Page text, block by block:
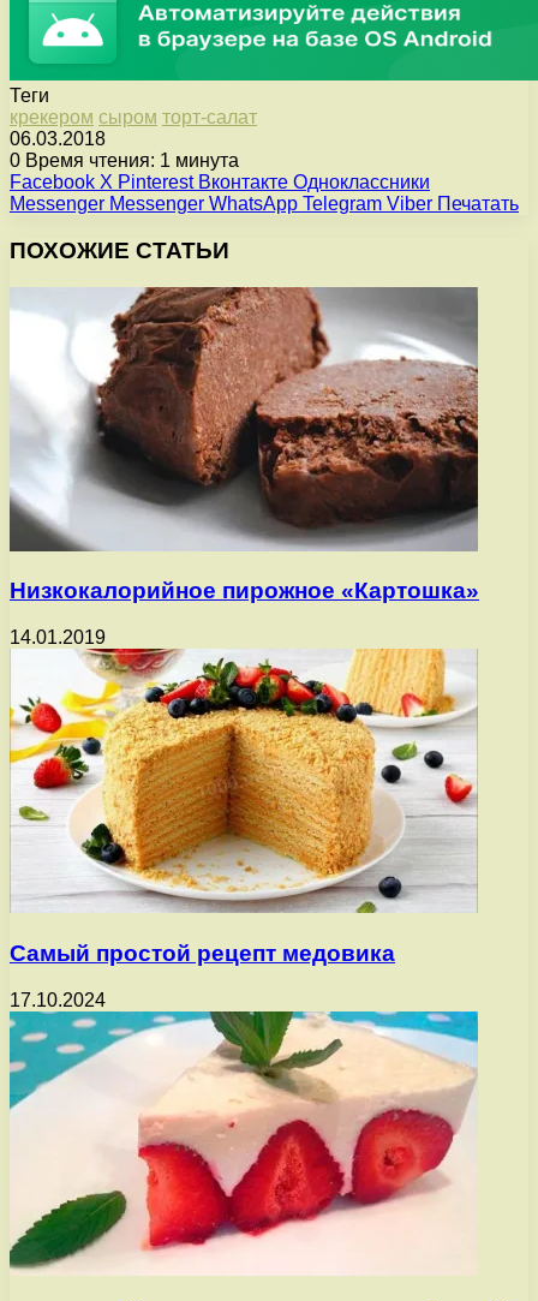
Теги
крекером сыром торт-салат
06.03.2018
0 Время чтения: 1 минута
Facebook X Pinterest Вконтакте Одноклассники
Messenger Messenger WhatsApp Telegram Viber Печатать
ПОХОЖИЕ СТАТЬИ
Низкокалорийное пирожное «Картошка»
14.01.2019
Самый простой рецепт медовика
17.10.2024